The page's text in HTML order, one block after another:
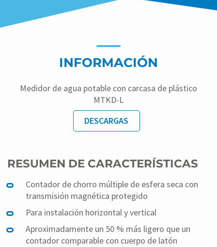
INFORMACIÓN
Medidor de agua potable con carcasa de plástico
MTKD-L
DESCARGAS
RESUMEN DE CARACTERÍSTICAS
Contador de chorro múltiple de esfera seca con
transmisión magnética protegido
Para instalación horizontal y vertical
Aproximadamente un 50 % más ligero que un
contador comparable con cuerpo de latón